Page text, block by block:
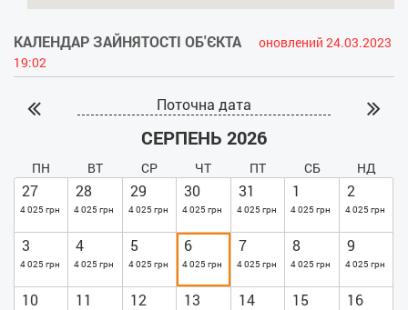
КАЛЕНДАР ЗАЙНЯТОСТІ ОБ'ЄКТА
оновлений 24.03.2023
19:02
Поточна дата
СЕРПЕНЬ 2026
ПН ВТ СР ЧТ ПТ СБ НД
27
4 025 грн
28
4 025 грн
29
4 025 грн
30
4 025 грн
31
4 025 грн
1
4 025 грн
2
4 025 грн
3
4 025 грн
4
4 025 грн
5
4 025 грн
6
4 025 грн
7
4 025 грн
8
4 025 грн
9
4 025 грн
10 11 12 13 14 15 16